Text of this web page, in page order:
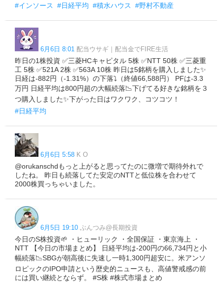
#インソース
#日経平均 #積水ハウス #野村不動産
6月6日 8:01 配当ウサギ｜配当金でFIRE生活
昨日の1株投資 ✅三菱HCキャピタル 5株 ✅NTT 50株 ✅三菱重
工 5株 ✅521A 2株 ✅563A 10株 昨日は5銘柄を購入しました✨
日経は-882円（-1.31%）の下落⤵️（終値66,588円） PFは-3.3
万円 日経平均は800円超の大幅続落📉下げてる好きな銘柄を３
つ購入しました✨下がった日はワクワク、コツコツ！
#日経平均
6月6日 5:58 K O
@orukanschdもっと上がると思ってたのに微増で期待外れで
したね。 昨日も続落してた安定のNTTと低位株を合わせて
2000株買っちゃいました。
6月5日 19:10 ぶんつみ@長期投資
今日のS株投資🌱 ・ヒューリック ・全国保証 ・東京海上 ・
NTT 【今日の市場まとめ】 日経平均は-200円の66,734円と小
幅続落📉SBGが朝高後に失速し一時1,300円超安に。米アンソ
ロピックのIPO申請という歴史的ニュースも、高値警戒感の前
には買い継続とならず。 #S株 #株式市場まとめ